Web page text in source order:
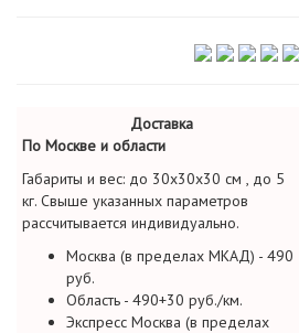
Доставка
По Москве и области
Габариты и вес: до 30х30х30 см , до 5
кг. Свыше указанных параметров
рассчитывается индивидуально.
Москва (в пределах МКАД) - 490
руб.
Область - 490+30 руб./км.
Экспресс Москва (в пределах